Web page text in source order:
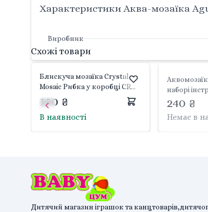
Характеристики Аква-мозаїка
Виробник
Схожі товари
Блискуча мозаїка Crystal
Mosaic Рибка у коробці CRM-
01-09 Danko toys
150 ₴
В наявності
наборі
для води
коробці
danko toys
240 ₴
Немає в
Дитячий магазин іграшок та